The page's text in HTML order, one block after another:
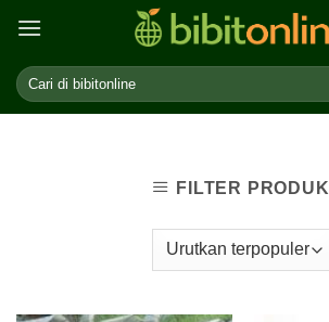
content
FILTER PRODUK